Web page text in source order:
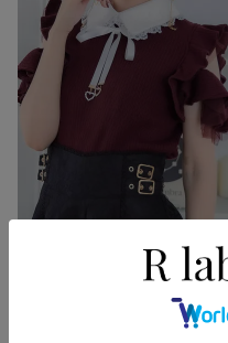
ショルダーラッフルフリルトッ